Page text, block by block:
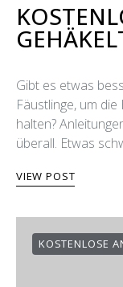
Gibt es etwas
Fäustlinge, um
halten?
überall. Etwas
VIEW POST
KOSTENLOSE